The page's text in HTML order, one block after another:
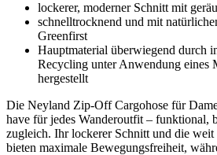
lockerer, moderner Schnitt mit
schnelltrocknend und mit
Greenfirst
Hauptmaterial überwiegend durch
Recycling unter Anwendung eines
hergestellt
Die Neyland Zip-Off Cargohose für
have für jedes Wanderoutfit – funktional,
zugleich. Ihr lockerer Schnitt und die weit
bieten maximale Bewegungsfreiheit,